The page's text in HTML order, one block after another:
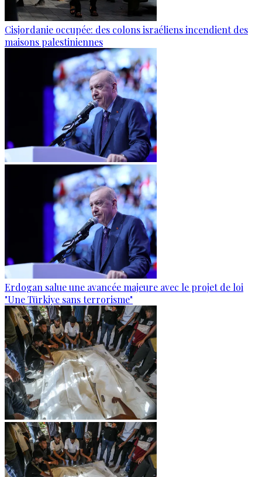
Cisjordanie occupée: des colons israéliens incendient des
maisons palestiniennes
Erdogan salue une avancée majeure avec le projet de loi
"Une Türkiye sans terrorisme"